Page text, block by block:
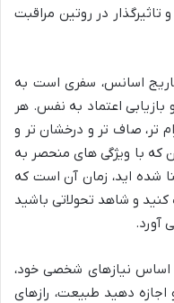
در روتین مراقبت
اسانس، سفری است به
اعتماد به نفس. هر
تر، صاف تر و درخشان تر و
که با ویژگی های منحصر به
شده اید، زمان آن است که
و شاهد تحولاتی باشید
آورد.
اساس نیازهای شخصی خود،
دهید طبیعت، رازهای